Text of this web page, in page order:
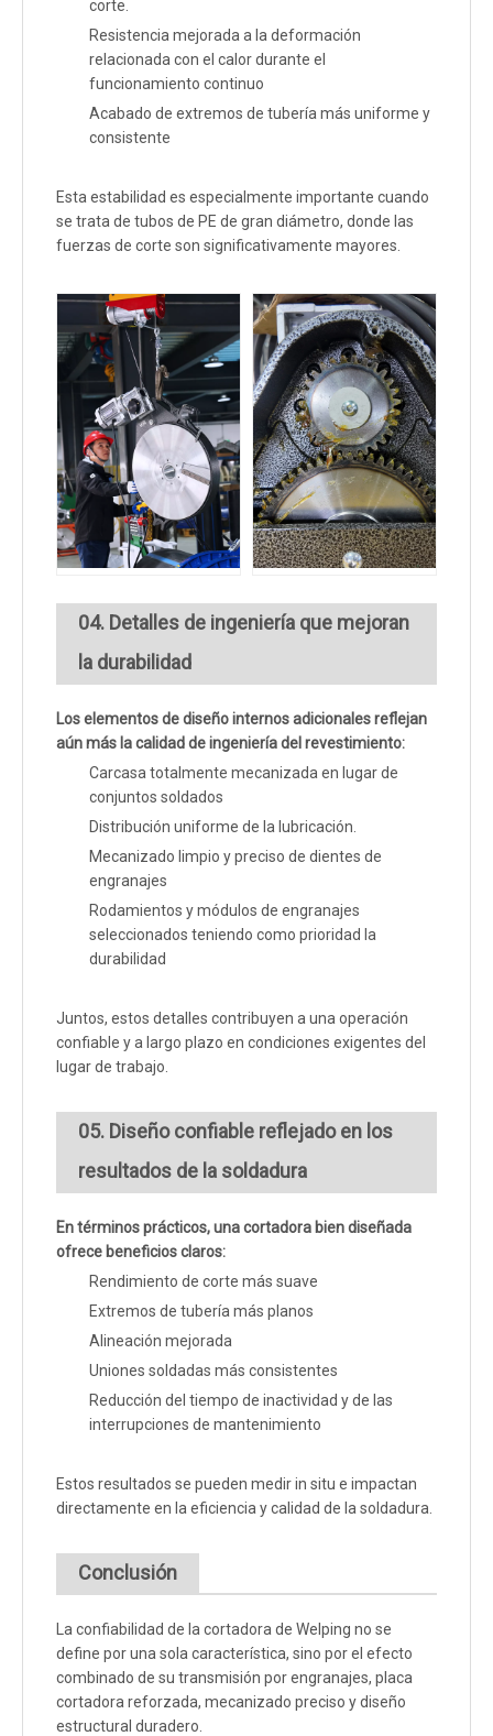
corte.
Resistencia mejorada a la deformación
relacionada con el calor durante el
funcionamiento continuo
Acabado de extremos de tubería más uniforme y
consistente
Esta estabilidad es especialmente importante cuando
se trata de tubos de PE de gran diámetro, donde las
fuerzas de corte son significativamente mayores.
04. Detalles de ingeniería que mejoran
la durabilidad
Los elementos de diseño internos adicionales reflejan
aún más la calidad de ingeniería del revestimiento:
Carcasa totalmente mecanizada en lugar de
conjuntos soldados
Distribución uniforme de la lubricación.
Mecanizado limpio y preciso de dientes de
engranajes
Rodamientos y módulos de engranajes
seleccionados teniendo como prioridad la
durabilidad
Juntos, estos detalles contribuyen a una operación
confiable y a largo plazo en condiciones exigentes del
lugar de trabajo.
05. Diseño confiable reflejado en los
resultados de la soldadura
En términos prácticos, una cortadora bien diseñada
ofrece beneficios claros:
Rendimiento de corte más suave
Extremos de tubería más planos
Alineación mejorada
Uniones soldadas más consistentes
Reducción del tiempo de inactividad y de las
interrupciones de mantenimiento
Estos resultados se pueden medir in situ e impactan
directamente en la eficiencia y calidad de la soldadura.
Conclusión
La confiabilidad de la cortadora de Welping no se
define por una sola característica, sino por el efecto
combinado de su transmisión por engranajes, placa
cortadora reforzada, mecanizado preciso y diseño
estructural duradero.